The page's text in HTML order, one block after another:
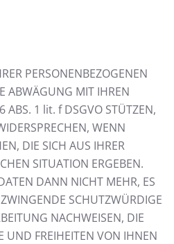
PERSONENBEZOGENEN
ABWÄGUNG MIT IHREN
ABS. 1 lit. f DSGVO STÜTZEN,
WENN
DIE SICH AUS IHRER
SITUATION ERGEBEN.
DANN NICHT MEHR, ES
SCHUTZWÜRDIGE
NACHWEISEN, DIE
UND FREIHEITEN VON IHNEN